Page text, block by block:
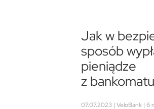
Jak w
sposób
pieniądze
z
07.07.2023 | VeloBank | 6